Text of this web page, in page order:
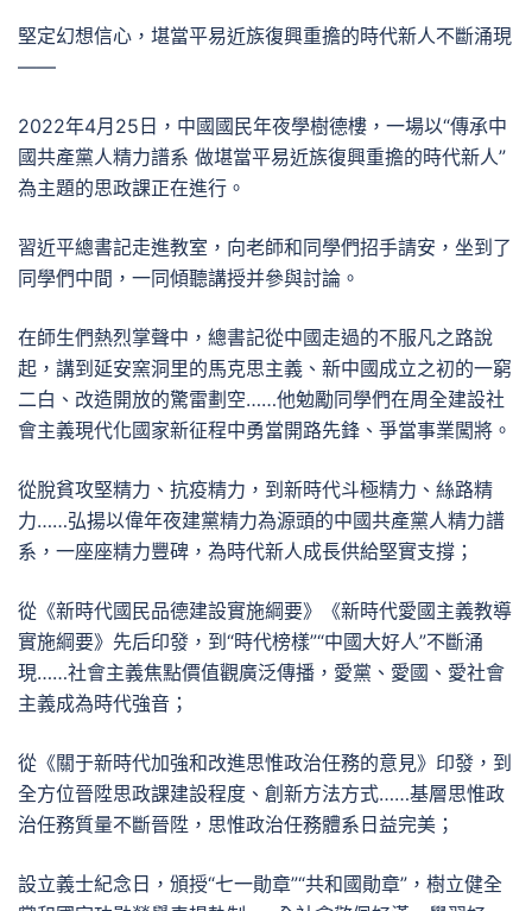
堅定幻想信心，堪當平易近族復興重擔的時代新人不斷涌現
——
2022年4月25日，中國國民年夜學樹德樓，一場以“傳承中
國共產黨人精力譜系 做堪當平易近族復興重擔的時代新人”
為主題的思政課正在進行。
習近平總書記走進教室，向老師和同學們招手請安，坐到了
同學們中間，一同傾聽講授并參與討論。
在師生們熱烈掌聲中，總書記從中國走過的不服凡之路說
起，講到延安窯洞里的馬克思主義、新中國成立之初的一窮
二白、改造開放的驚雷劃空……他勉勵同學們在周全建設社
會主義現代化國家新征程中勇當開路先鋒、爭當事業闖將。
從脫貧攻堅精力、抗疫精力，到新時代斗極精力、絲路精
力……弘揚以偉年夜建黨精力為源頭的中國共產黨人精力譜
系，一座座精力豐碑，為時代新人成長供給堅實支撐；
從《新時代國民品德建設實施綱要》《新時代愛國主義教導
實施綱要》先后印發，到“時代榜樣”“中國大好人”不斷涌
現……社會主義焦點價值觀廣泛傳播，愛黨、愛國、愛社會
主義成為時代強音；
從《關于新時代加強和改進思惟政治任務的意見》印發，到
全方位晉陞思政課建設程度、創新方法方式……基層思惟政
治任務質量不斷晉陞，思惟政治任務體系日益完美；
設立義士紀念日，頒授“七一勛章”“共和國勛章”，樹立健全